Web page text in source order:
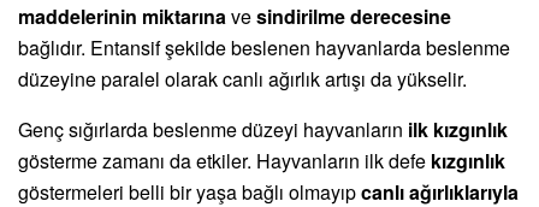
maddelerinin miktarına vesindirilme derecesine
bağlıdır. Entansif şekilde beslenen hayvanlarda beslenme
düzeyine paralel olarak canlı ağırlık artışı da yükselir.
Genç sığırlarda beslenme düzeyi hayvanların ilk kızgınlık
gösterme zamanı da etkiler. Hayvanların ilk defe kızgınlık
göstermeleri belli bir yaşa bağlı olmayıpcanlı ağırlıklarıyla